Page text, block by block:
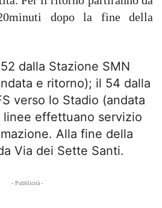
dopo la fine della
dalla Stazione SMN
e ritorno); il 54 dalla
verso lo Stadio (andata
effettuano servizio
Alla fine della
Via dei Sette Santi.
- Pubblicità -